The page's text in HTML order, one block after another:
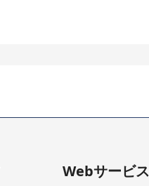
Webサービ